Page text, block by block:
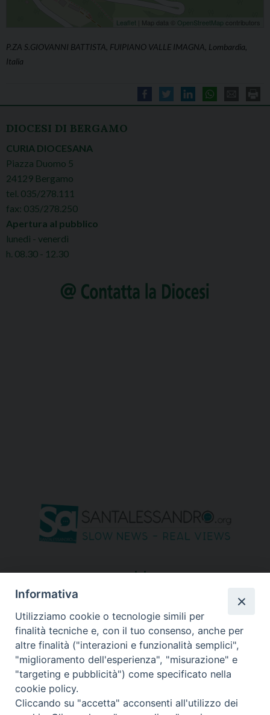
Leaflet | Map data © OpenStreetMap contributors
P.ZA S.GIOVANNI BATTISTA, FUIPIANO VALLE IMAGNA, Lombardia,
Italia
DIOCESI DI BERGAMO
CURIA DIOCESANA
Piazza Duomo 5
24129 Bergamo
tel. 035/278.111
fax: 035/278.250
Apertura al pubblico
lunedì - venerdì
h. 08.30 - 12.30
seguici su
Informativa
Utilizziamo cookie o tecnologie simili per
finalità tecniche e, con il tuo consenso, anche per
altre finalità ("interazioni e funzionalità semplici",
"miglioramento dell'esperienza", "misurazione" e
"targeting e pubblicità") come specificato nella
cookie policy.
Cliccando su "accetta" acconsenti all'utilizzo dei